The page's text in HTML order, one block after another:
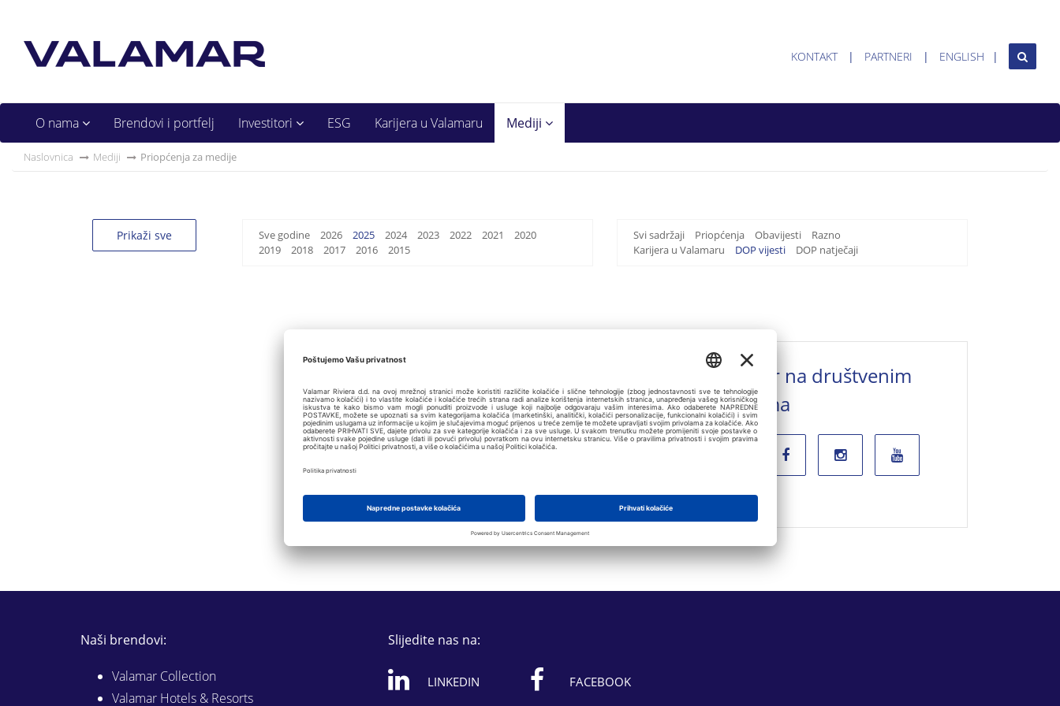
KONTAKT PARTNERI ENGLISH
O nama Brendovi i portfelj Investitori ESG Karijera u Valamaru Mediji
Naslovnica Mediji Priopćenja za medije
Prikaži sve Sve godine 2026 2025 2024 2023 2022 2021
2020
2019
2018 2017 2016 2015
Svi sadržaji Priopćenja Obavijesti
Razno
Karijera u Valamaru
DOP vijesti DOP natječaji
Valamar na društvenim
mrežama
Naši brendovi:
Valamar Collection
Valamar Hotels & Resorts
Slijedite nas na:
LINKEDIN FACEBOOK